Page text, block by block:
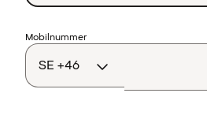
Landskod
Mobilnummer